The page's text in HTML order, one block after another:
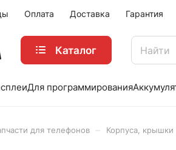
Оплата Доставка Гарантия
Каталог
Для программирования
для телефонов Корпуса, крышки